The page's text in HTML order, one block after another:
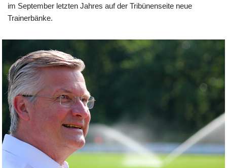
im September letzten Jahres auf der Tribünenseite neue
Trainerbänke.